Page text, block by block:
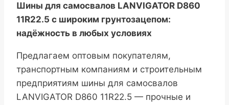
Шины для самосвалов LANVIGATOR D860
11R22.5 с широким грунтозацепом:
надёжность в любых условиях
Предлагаем оптовым покупателям,
транспортным компаниям и строительным
предприятиям шины для самосвалов
LANVIGATOR D860 11R22.5 — прочные и